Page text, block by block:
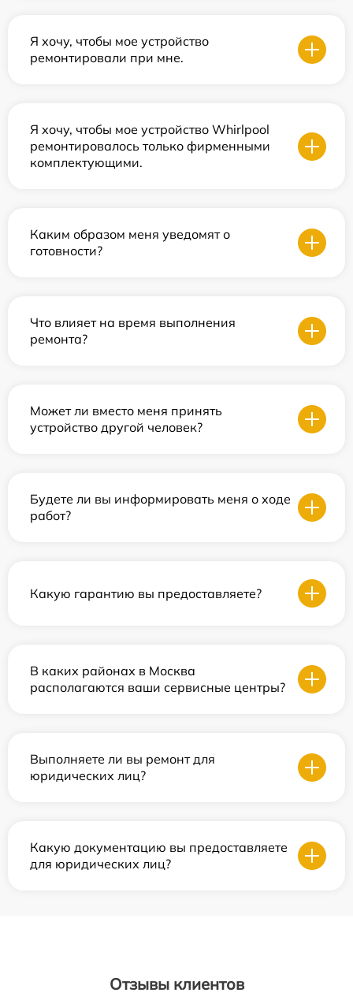
Я хочу, чтобы мое устройство
ремонтировали при мне.
Я хочу, чтобы мое устройство Whirlpool
ремонтировалось только фирменными
комплектующими.
Каким образом меня уведомят о
готовности?
Что влияет на время выполнения
ремонта?
Может ли вместо меня принять
устройство другой человек?
Будете ли вы информировать меня о ходе
работ?
Какую гарантию вы предоставляете?
В каких районах в Москва
располагаются ваши сервисные центры?
Выполняете ли вы ремонт для
юридических лиц?
Какую документацию вы предоставляете
для юридических лиц?
Отзывы клиентов